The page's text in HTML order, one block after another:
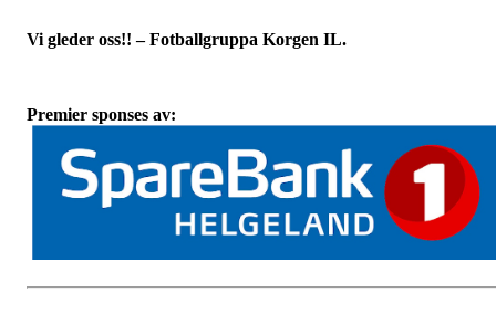
Vi gleder oss!! – Fotballgruppa Korgen IL.
Premier sponses av: